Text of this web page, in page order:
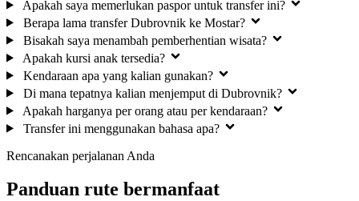
Apakah saya memerlukan paspor untuk transfer ini?
Berapa lama transfer Dubrovnik ke Mostar?
Bisakah saya menambah pemberhentian wisata?
Apakah kursi anak tersedia?
Kendaraan apa yang kalian gunakan?
Di mana tepatnya kalian menjemput di Dubrovnik?
Apakah harganya per orang atau per kendaraan?
Transfer ini menggunakan bahasa apa?
Rencanakan perjalanan Anda
Panduan rute bermanfaat